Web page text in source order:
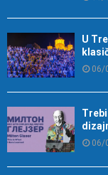
U
06/
06/